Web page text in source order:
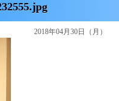
2018年04月30日（月）